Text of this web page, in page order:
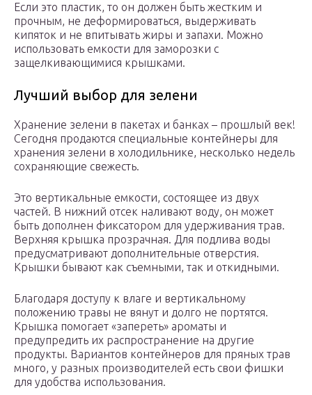
Если это пластик, то он должен быть жестким и
прочным, не деформироваться, выдерживать
кипяток и не впитывать жиры и запахи. Можно
использовать емкости для заморозки с
защелкивающимися крышками.
Лучший выбор для зелени
Хранение зелени в пакетах и банках – прошлый век!
Сегодня продаются специальные контейнеры для
хранения зелени в холодильнике, несколько недель
сохраняющие свежесть.
Это вертикальные емкости, состоящее из двух
частей. В нижний отсек наливают воду, он может
быть дополнен фиксатором для удерживания трав.
Верхняя крышка прозрачная. Для подлива воды
предусматривают дополнительные отверстия.
Крышки бывают как съемными, так и откидными.
Благодаря доступу к влаге и вертикальному
положению травы не вянут и долго не портятся.
Крышка помогает «запереть» ароматы и
предупредить их распространение на другие
продукты. Вариантов контейнеров для пряных трав
много, у разных производителей есть свои фишки
для удобства использования.